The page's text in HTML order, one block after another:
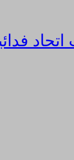
اتحاد